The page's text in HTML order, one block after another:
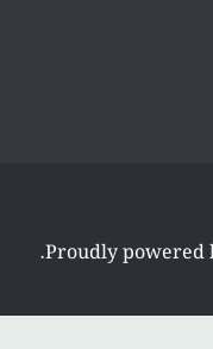
Proudly powered
.